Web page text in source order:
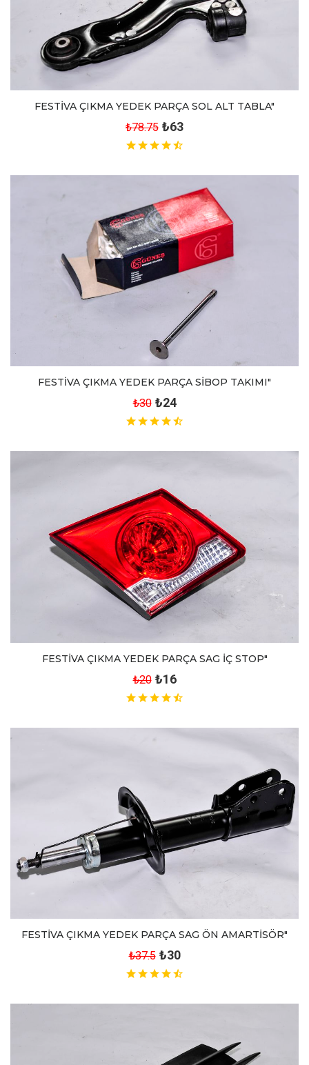
FESTİVA ÇIKMA YEDEK PARÇA SOL ALT TABLA"
₺78.75 ₺63
FESTİVA ÇIKMA YEDEK PARÇA SİBOP TAKIMI"
₺30 ₺24
FESTİVA ÇIKMA YEDEK PARÇA SAG İÇ STOP"
₺20 ₺16
FESTİVA ÇIKMA YEDEK PARÇA SAG ÖN AMARTİSÖR"
₺37.5 ₺30